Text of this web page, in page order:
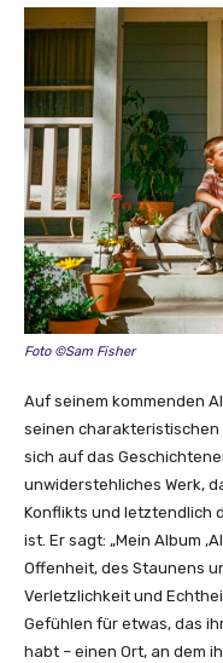
f
c
i
a
V
i
d
e
o
]
v
o
n
Y
o
u
T
u
b
e
Foto ©Sam Fisher
Auf seinem kommenden
seinen charakteristischen
sich auf das
unwiderstehliches Werk,
Konflikts und letztendlich
ist. Er sagt: „Mein Album
Offenheit, des Staunens
Verletzlichkeit und
Gefühlen für etwas, das
habt – einen Ort, an dem